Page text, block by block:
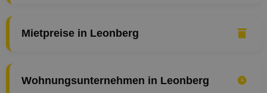
Mietpreise in Leonberg
Wohnungsunternehmen in Leonberg